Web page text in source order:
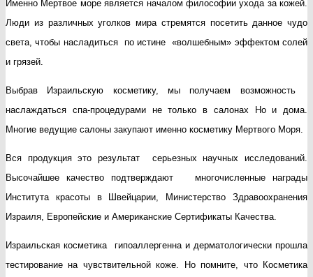
Именно Мертвое море является началом философии ухода за кожей.
Люди из различных уголков мира стремятся посетить данное чудо
света, чтобы насладиться по истине «волшебным» эффектом солей
и грязей.
Выбрав Израильскую косметику, мы получаем возможность
наслаждаться спа-процедурами не только в салонах Но и дома.
Многие ведущие салоны закупают именно косметику Мертвого Моря.
Вся продукция это результат серьезных научных исследований.
Высочайшее качество подтверждают многочисленные награды
Института красоты в Швейцарии, Министерство Здравоохранения
Израиля, Европейские и Американские Сертификаты Качества.
Израильская косметика гипоаллергенна и дерматологически прошла
тестирование на чувствительной коже. Но помните, что Косметика